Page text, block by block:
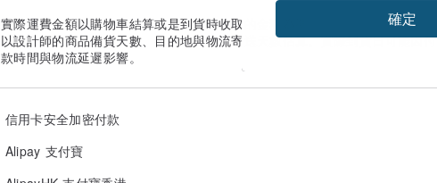
實際運費金額以購物車結算或是到貨時收取的金額為準。
以設計師的商品備貨天數、目的地與物流寄送天數估算。實際到貨日可能因付
款時間與物流延遲影響。
信用卡安全加密付款
Alipay 支付寶
確定